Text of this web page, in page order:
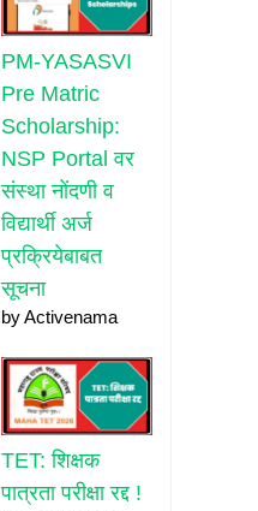
PM-YASASVI
Pre Matric
Scholarship:
NSP Portal वर
संस्था नोंदणी व
विद्यार्थी अर्ज
प्रक्रियेबाबत
सूचना
by Activenama
TET: शिक्षक
पात्रता परीक्षा रद्द !